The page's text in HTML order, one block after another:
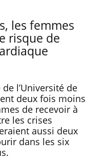
les femmes
risque de
l’Université de
deux fois moins
de recevoir à
les crises
aussi deux
dans les six